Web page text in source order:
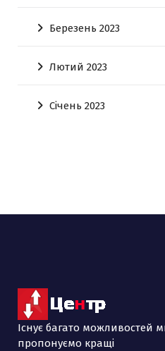
Березень 2023
Лютий 2023
Січень 2023
Існує багато
пропонуємо кращі